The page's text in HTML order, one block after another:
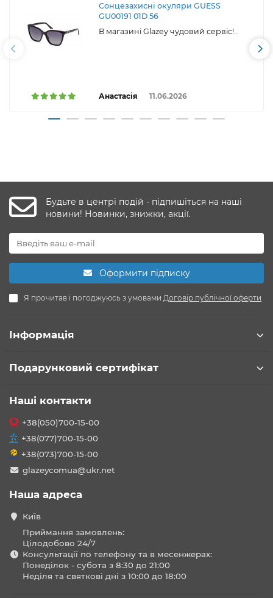
Сонцезахисні окуляри GUESS
GU00191 01D 56
В магазині Glazey чудовий сервіс!..
Анастасія 11.06.2026
Будьте в центрі подій - підпишіться на наші
новини! Новинки, знижки, акції.
Оформити підписку
Я прочитав і погоджуюсь з умовами Договір публічної оферти
Інформація
Подарунковий сертифікат
Наші контакти
+38(050)700-15-00
+38(077)700-15-00
+38(073)700-15-00
glazeycomua@ukr.net
Наша адреса
Київ
Приймання замовлень:
Цілодобово 24/7
Консультації по телефону та в месенжерах:
Понеділок - субота з 8:30 до 21:00
Неділя та святкові дні з 10:00 до 18:00